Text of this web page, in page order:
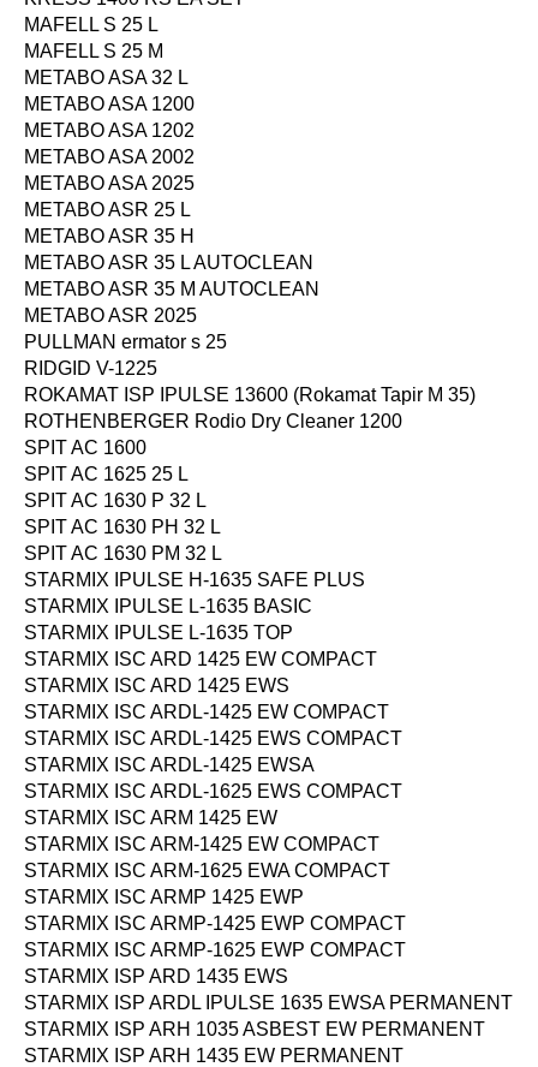
MAFELL S 25 L
MAFELL S 25 M
METABO ASA 32 L
METABO ASA 1200
METABO ASA 1202
METABO ASA 2002
METABO ASA 2025
METABO ASR 25 L
METABO ASR 35 H
METABO ASR 35 L AUTOCLEAN
METABO ASR 35 M AUTOCLEAN
METABO ASR 2025
PULLMAN ermator s 25
RIDGID V-1225
ROKAMAT ISP IPULSE 13600 (Rokamat Tapir M 35)
ROTHENBERGER Rodio Dry Cleaner 1200
SPIT AC 1600
SPIT AC 1625 25 L
SPIT AC 1630 P 32 L
SPIT AC 1630 PH 32 L
SPIT AC 1630 PM 32 L
STARMIX IPULSE H-1635 SAFE PLUS
STARMIX IPULSE L-1635 BASIC
STARMIX IPULSE L-1635 TOP
STARMIX ISC ARD 1425 EW COMPACT
STARMIX ISC ARD 1425 EWS
STARMIX ISC ARDL-1425 EW COMPACT
STARMIX ISC ARDL-1425 EWS COMPACT
STARMIX ISC ARDL-1425 EWSA
STARMIX ISC ARDL-1625 EWS COMPACT
STARMIX ISC ARM 1425 EW
STARMIX ISC ARM-1425 EW COMPACT
STARMIX ISC ARM-1625 EWA COMPACT
STARMIX ISC ARMP 1425 EWP
STARMIX ISC ARMP-1425 EWP COMPACT
STARMIX ISC ARMP-1625 EWP COMPACT
STARMIX ISP ARD 1435 EWS
STARMIX ISP ARDL IPULSE 1635 EWSA PERMANENT
STARMIX ISP ARH 1035 ASBEST EW PERMANENT
STARMIX ISP ARH 1435 EW PERMANENT